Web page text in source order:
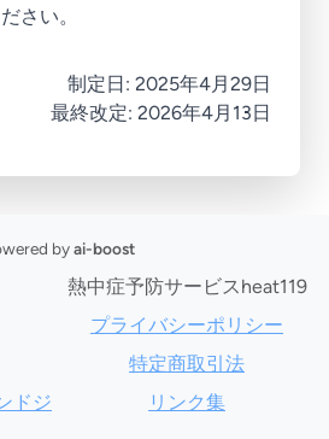
さい。
制定日: 2025年4月29日
最終改定: 2026年4月13日
byai-boost
熱中症予防サービスheat119
プライバシーポリシー
特定商取引法
ドジ
リンク集